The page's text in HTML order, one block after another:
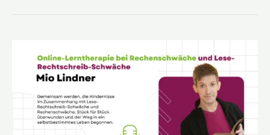
Lindner
Online-
Lerntherapie
bei
Rechenschwäche
und
Lese-